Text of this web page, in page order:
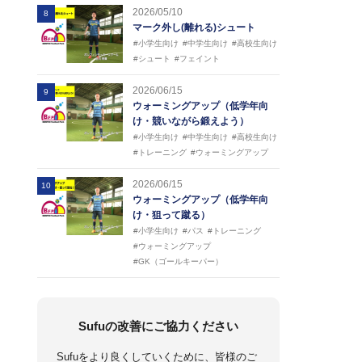
8
2026/05/10
マーク外し(離れる)シュート
#小学生向け #中学生向け #高校生向け
#シュート
#フェイント
9
2026/06/15
ウォーミングアップ（低学年向
け・競いながら鍛えよう）
#小学生向け #中学生向け #高校生向け
#トレーニング #ウォーミングアップ
10
2026/06/15
ウォーミングアップ（低学年向
け・狙って蹴る）
#小学生向け #パス
#トレーニング
#ウォーミングアップ
#GK（ゴールキーパー）
Sufuの改善にご協力ください
Sufuをより良くしていくために、皆様のご